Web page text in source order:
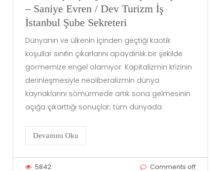
– Saniye Evren / Dev Turizm İş
İstanbul Şube Sekreteri
Dünyanın ve ülkenin içinden geçtiği kaotik
koşullar sınıfın çıkarlarını apaydınlık bir şekilde
görmemize engel olamıyor. Kapitalizmin krizinin
derinleşmesiyle neoliberalizmin dünya
kaynaklarını sömürmede artık sona gelmesinin
açığa çıkarttığı sonuçlar; tüm dünyada
Devamını Oku
5842 Comments off